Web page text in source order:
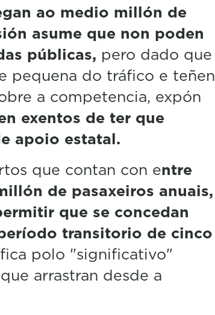
ao medio millón de
asume que non poden
públicas, pero dado que
pequena do tráfico e teñen
a competencia, expón
exentos de ter que
apoio estatal.
que contan con entre
de pasaxeiros anuais,
que se concedan
transitorio de cinco
polo "significativo"
arrastran desde a